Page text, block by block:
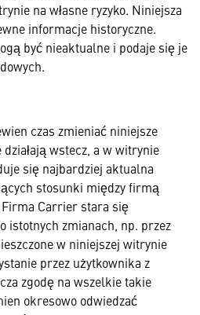
na własne ryzyko. Niniejsza
informacje historyczne.
być nieaktualne i podaje się je
czas zmieniać niniejsze
wstecz, a w witrynie
się najbardziej aktualna
stosunki między firmą
Carrier stara się
istotnych zmianach, np. przez
w niniejszej witrynie
przez użytkownika z
zgodę na wszelkie takie
okresowo odwiedzać